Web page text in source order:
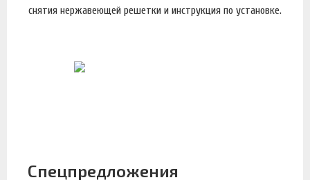
снятия нержавеющей решетки и инструкция по установке.
Спецпредложения